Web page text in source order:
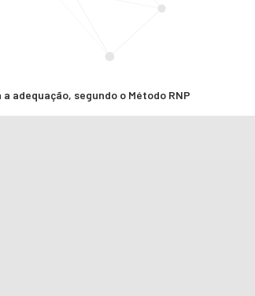
adequação, segundo o Método RNP